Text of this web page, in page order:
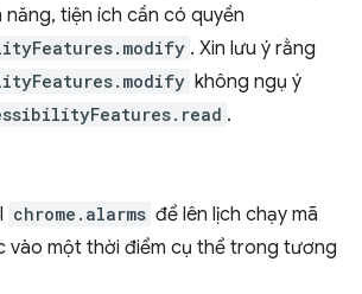
năng, tiện ích cần có quyền
. Xin lưu ý rằng
không ngụ ý
.
chrome.alarms để lên lịch chạy mã
vào một thời điểm cụ thể trong tương